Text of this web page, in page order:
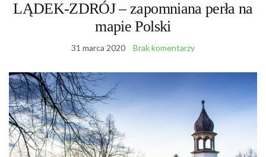
LĄDEK-ZDRÓJ – zapomniana perła na
mapie Polski
31 marca 2020 Brak komentarzy